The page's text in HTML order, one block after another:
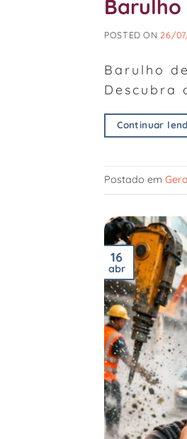
POSTED ON 26/
Barulho
Descubra
Continuar
Postado em
16
abr